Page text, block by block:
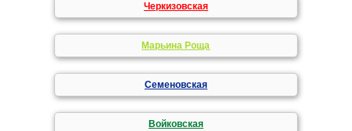
Черкизовская
Марьина Роща
Семеновская
Войковская